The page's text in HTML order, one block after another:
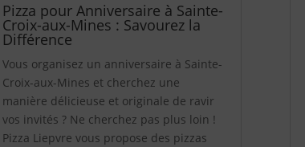
Pizza pour Anniversaire à Sainte-
Croix-aux-Mines : Savourez la
Différence
Vous organisez un anniversaire à Sainte-
Croix-aux-Mines et cherchez une
manière délicieuse et originale de ravir
vos invités ? Ne cherchez pas plus loin !
Pizza Liepvre vous propose des pizzas